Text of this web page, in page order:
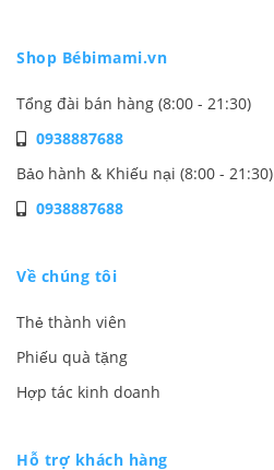
Shop Bébimami.vn
Tổng đài bán hàng (8:00 - 21:30)
0938887688
Bảo hành & Khiếu nại (8:00 - 21:30)
0938887688
Về chúng tôi
Thẻ thành viên
Phiếu quà tặng
Hợp tác kinh doanh
Hỗ trợ khách hàng